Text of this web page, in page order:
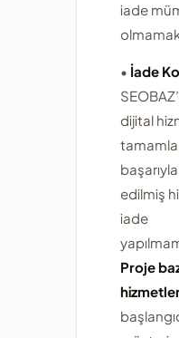
iade
• İade
dijital
edilmiş
iade
Proje